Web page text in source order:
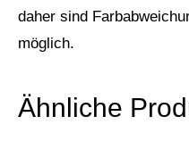
daher sind
möglich.
Ähnliche